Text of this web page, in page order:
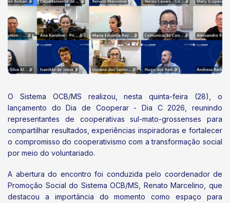
O Sistema OCB/MS realizou, nesta quinta-feira (28), o
lançamento do Dia de Cooperar - Dia C 2026, reunindo
representantes de cooperativas sul-mato-grossenses para
compartilhar resultados, experiências inspiradoras e fortalecer
o compromisso do cooperativismo com a transformação social
por meio do voluntariado.
A abertura do encontro foi conduzida pelo coordenador de
Promoção Social do Sistema OCB/MS, Renato Marcelino, que
destacou a importância do momento como espaço para